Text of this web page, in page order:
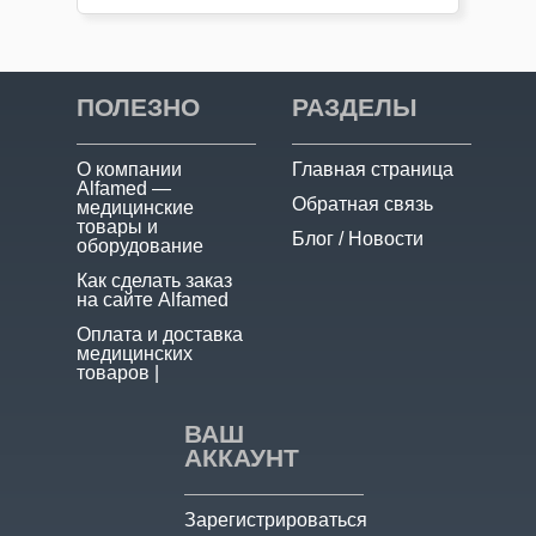
Таблетку принимать за 30 мин до или после
еды, давая ей медленно раствориться во рту.
ПОЛЕЗНО
О компании
Alfamed —
медицинские
товары и
оборудование
Как сделать заказ
на сайте Alfamed
Оплата и доставка
медицинских
товаров |
РАЗДЕЛЫ
Главная страница
Обратная связь
Блог / Новости
ВАШ
АККАУНТ
Зарегистрироваться